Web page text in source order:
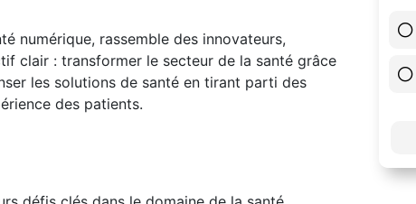
numérique, rassemble des innovateurs,
clair : transformer le secteur de la santé grâce
les solutions de santé en tirant parti des
des patients.